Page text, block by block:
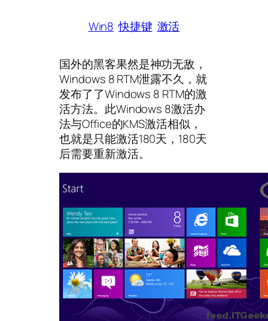
Win8 快捷键 激活
国外的黑客果然是神功无敌，
Windows 8 RTM泄露不久，就
发布了了Windows 8 RTM的激
活方法。此Windows 8激活办
法与Office的KMS激活相似，
也就是只能激活180天，180天
后需要重新激活。